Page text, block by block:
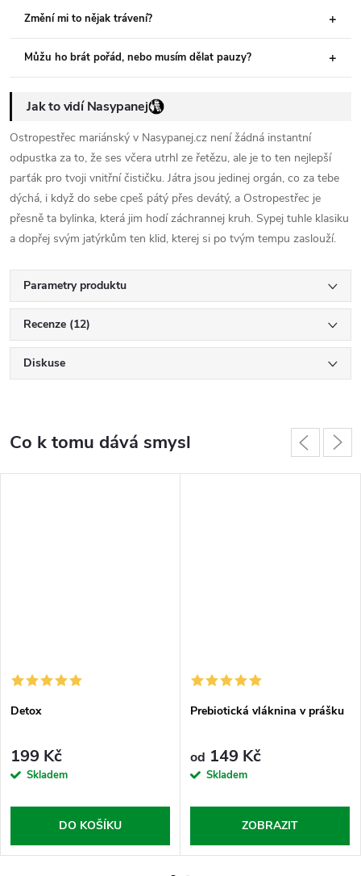
Změní mi to nějak trávení?
Můžu ho brát pořád, nebo musím dělat pauzy?
Jak to vidí Nasypanej
Ostropestřec mariánský v Nasypanej.cz není žádná instantní
odpustka za to, že ses včera utrhl ze řetězu, ale je to ten nejlepší
parťák pro tvoji vnitřní čističku. Játra jsou jedinej orgán, co za tebe
dýchá, i když do sebe cpeš pátý přes devátý, a Ostropestřec je
přesně ta bylinka, která jim hodí záchrannej kruh. Sypej tuhle klasiku
a dopřej svým jatýrkům ten klid, kterej si po tvým tempu zaslouží.
Parametry produktu
Recenze (12)
Diskuse
Co k tomu dává smysl
Detox
199 Kč
Skladem
DO KOŠÍKU
Prebiotická vláknina v prášku
od 149 Kč
Skladem
ZOBRAZIT